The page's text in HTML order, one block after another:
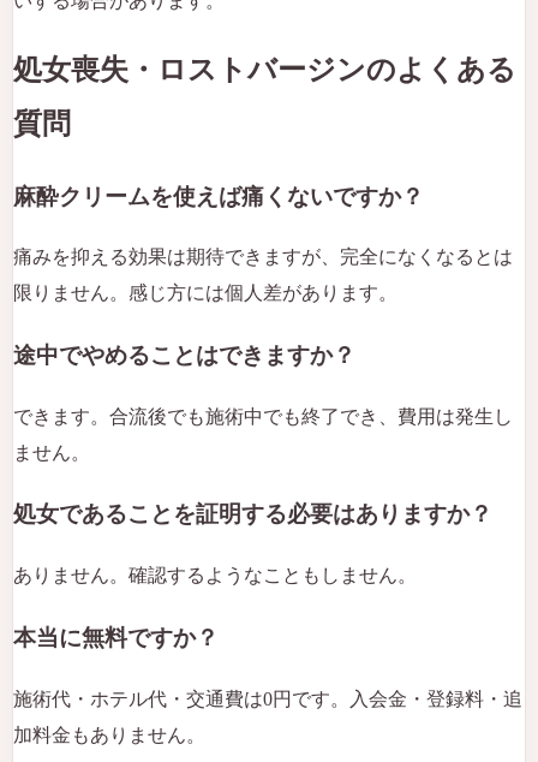
処女喪失・ロストバージンのよくある
質問
麻酔クリームを使えば痛くないですか？
痛みを抑える効果は期待できますが、完全になくなるとは
限りません。感じ方には個人差があります。
途中でやめることはできますか？
できます。合流後でも施術中でも終了でき、費用は発生し
ません。
処女であることを証明する必要はありますか？
ありません。確認するようなこともしません。
本当に無料ですか？
施術代・ホテル代・交通費は0円です。入会金・登録料・追
加料金もありません。